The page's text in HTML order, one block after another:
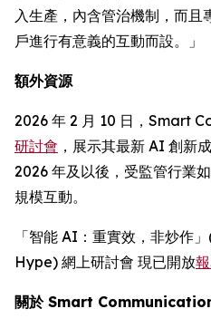
入生產，內含管治機制，而
戶進行有意義的互動而設。」
額外資源
2026 年 2 月 10 日，Smart
研討會 ，展示其最新 AI 創新
2026 年及以後，受監管行業
規模互動。
「智能 AI：重實效，非炒作
Hype) 網上研討會 現已開放
關於 Smart